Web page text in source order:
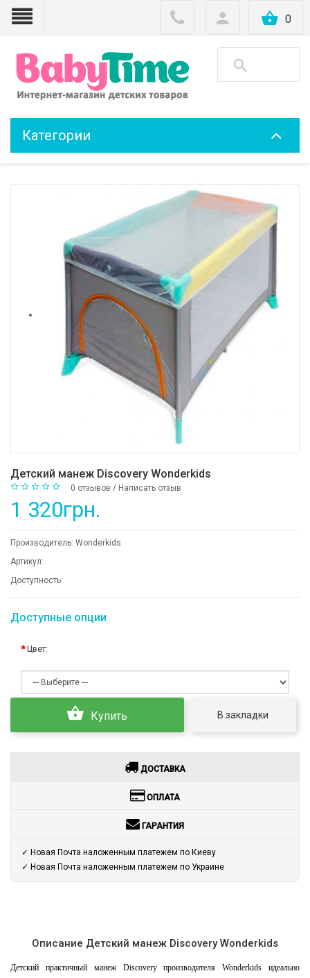
0
Категории
Детский манеж Discovery Wonderkids
0 отзывов / Написать отзыв
1 320грн.
Производитель: Wonderkids
Артикул:
Доступность:
Доступные опции
Цвет:
Купить В закладки
ДОСТАВКА
ОПЛАТА
ГАРАНТИЯ
✓ Новая Почта наложенным платежем по Киеву
✓ Новая Почта наложенным платежем по Украине
Описание Детский манеж Discovery Wonderkids
Детский практичный манеж Discovery производителя Wonderkids идеально